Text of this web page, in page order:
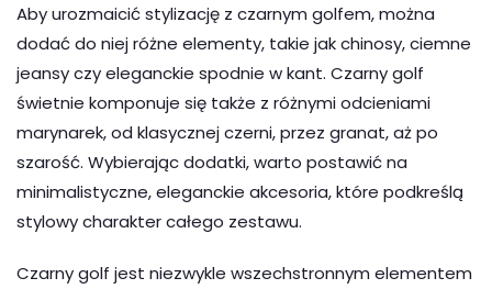
Aby urozmaicić stylizację z czarnym golfem, można
dodać do niej różne elementy, takie jak chinosy, ciemne
jeansy czy eleganckie spodnie w kant. Czarny golf
świetnie komponuje się także z różnymi odcieniami
marynarek, od klasycznej czerni, przez granat, aż po
szarość. Wybierając dodatki, warto postawić na
minimalistyczne, eleganckie akcesoria, które podkreślą
stylowy charakter całego zestawu.
Czarny golf jest niezwykle wszechstronnym elementem